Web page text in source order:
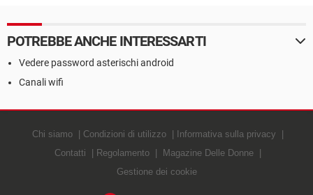
POTREBBE ANCHE INTERESSARTI
Vedere password asterischi android
Canali wifi
Chi siamo Condizioni di utilizzo
Informativa sulla privacy
Contatti
Regolamento
Magazine Delle Donne
Gestione dei cookie